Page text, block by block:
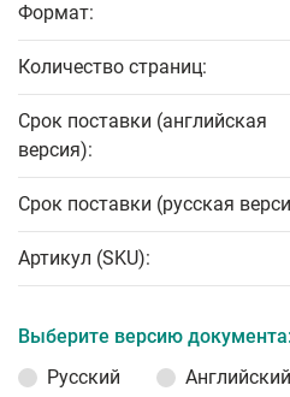
Формат:
Количество страниц:
Срок поставки (английская
версия):
Срок поставки (русская
Артикул (SKU):
Выберите версию
Русский
Английский